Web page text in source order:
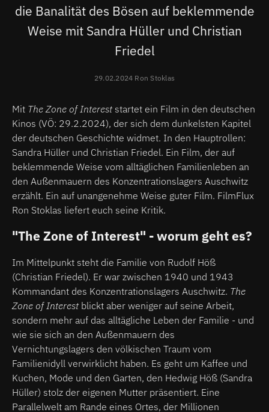
die Banalität des Bösen auf beklemmende
Weise mit Sandra Hüller und Christian
Friedel
29.02.2024 Ron Stoklas
Mit The Zone of Intereststartet ein Film in den deutschen
Kinos (VÖ: 29.2.2024), der sich dem dunkelsten Kapitel
der deutschen Geschichte widmet. In den Hauptrollen:
Sandra Hüller und Christian Friedel. Ein Film, der auf
beklemmende Weise vom alltäglichen Familienleben an
den Außenmauern des Konzentrationslagers Auschwitz
erzählt. Ein auf unangenehme Weise guter Film. FilmFlux
Ron Stoklas liefert euch seine Kritik.
"The Zone of Interest" - worum geht es?
Im Mittelpunkt steht die Familie von Rudolf Höß
(Christian Friedel). Er war zwischen 1940 und 1943
Kommandant des Konzentrationslagers Auschwitz. The
Zone of Interest blickt aber weniger auf seine Arbeit,
sondern mehr auf das alltägliche Leben der Familie - und
wie sie sich an den Außenmauern des
Vernichtungslagers den völkischen Traum vom
Familienidyll verwirklicht haben. Es geht um Kaffee und
Kuchen, Mode und den Garten, den Hedwig Höß (Sandra
Hüller) stolz der eigenen Mutter präsentiert. Eine
Parallelwelt am Rande eines Ortes, der Millionen